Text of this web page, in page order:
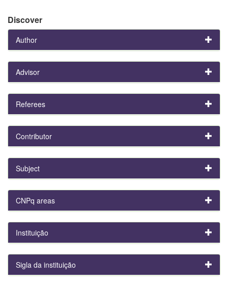
Discover
Author
Advisor
Referees
Contributor
Subject
CNPq areas
Instituição
Sigla da instituição